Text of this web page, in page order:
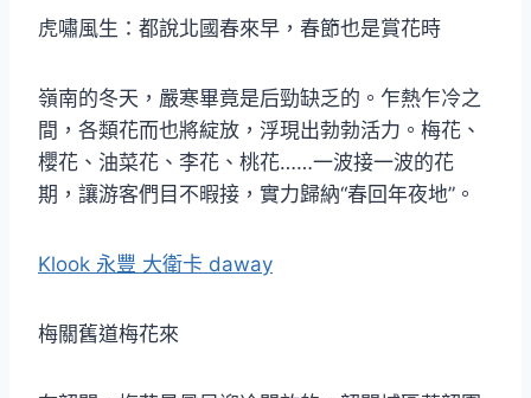
虎嘯風生：都說北國春來早，春節也是賞花時
嶺南的冬天，嚴寒畢竟是后勁缺乏的。乍熱乍冷之
間，各類花而也將綻放，浮現出勃勃活力。梅花、
櫻花、油菜花、李花、桃花……一波接一波的花
期，讓游客們目不暇接，實力歸納“春回年夜地”。
Klook 永豐 大衛卡 daway
梅關舊道梅花來